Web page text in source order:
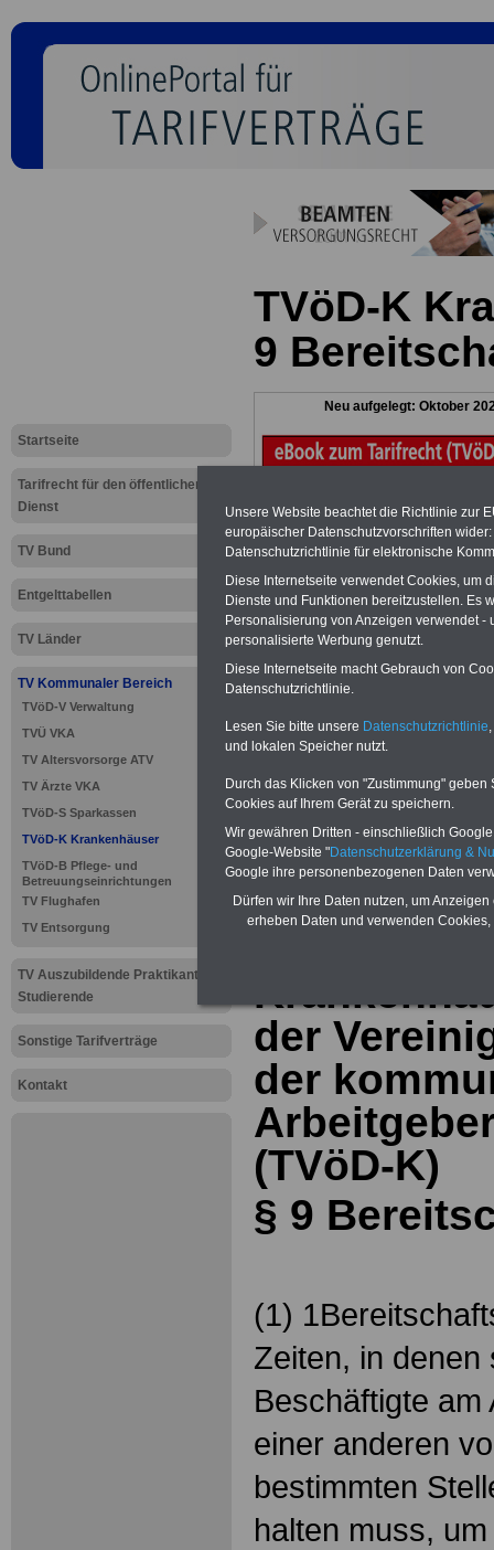
Startseite
Tarifrecht für den öffentlichen
Dienst
TV Bund
Entgelttabellen
TV Länder
TV Kommunaler Bereich
TVöD-V Verwaltung
TVÜ VKA
TV Altersvorsorge ATV
TV Ärzte VKA
TVöD-S Sparkassen
TVöD-K Krankenhäuser
TVöD-B Pflege- und
Betreuungseinrichtungen
TV Flughafen
TV Entsorgung
TV Auszubildende Praktikanten
Studierende
Sonstige Tarifverträge
Kontakt
TVöD-K
9
Neu aufgelegt: Oktober
>>>
Krankenhäuser
TVöD für
der
der
(TVöD-K)
§ 9
(1)
Zeiten, in denen
Beschäftigte
einer anderen
bestimmten
halten muss,
Unsere Website beachtet die Richtlinie zur
europäischer Datenschutzvorschriften
Datenschutzrichtlinie für elektronische
Diese Internetseite verwendet Cookies, um
Dienste und Funktionen bereitzustellen. Es
Personalisierung von Anzeigen verwendet
personalisierte Werbung genutzt.
Diese Internetseite macht Gebrauch von
Datenschutzrichtlinie.
Lesen Sie bitte unsere Datenschutzrichtlinie
und lokalen Speicher nutzt.
Durch das Klicken von "Zustimmung"
Cookies auf Ihrem Gerät zu speichern.
Wir gewähren Dritten - einschließlich
Google-Website "Datenschutzerklärung &
Google ihre personenbezogenen Daten
Dürfen wir Ihre Daten nutzen, um
erheben Daten und verwenden